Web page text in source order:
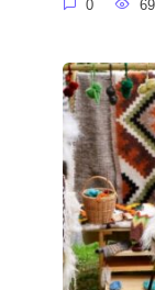
0 69